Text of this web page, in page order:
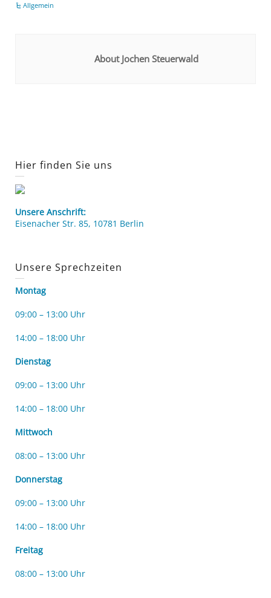
Allgemein
About Jochen Steuerwald
Hier finden Sie uns
Unsere Anschrift:
Eisenacher Str. 85, 10781 Berlin
Unsere Sprechzeiten
Montag
09:00 – 13:00 Uhr
14:00 – 18:00 Uhr
Dienstag
09:00 – 13:00 Uhr
14:00 – 18:00 Uhr
Mittwoch
08:00 – 13:00 Uhr
Donnerstag
09:00 – 13:00 Uhr
14:00 – 18:00 Uhr
Freitag
08:00 – 13:00 Uhr